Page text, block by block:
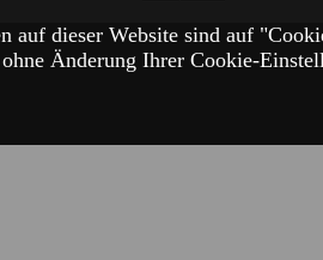
auf dieser Website sind auf
Änderung Ihrer Cookie-